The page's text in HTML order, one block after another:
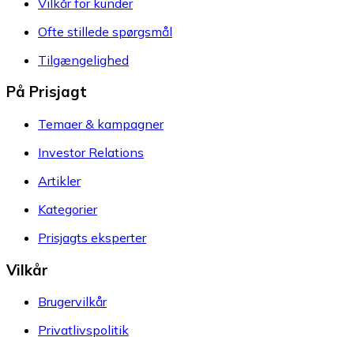
Ofte stillede spørgsmål
Tilgængelighed
På Prisjagt
Temaer & kampagner
Investor Relations
Artikler
Kategorier
Prisjagts eksperter
Vilkår
Brugervilkår
Privatlivspolitik